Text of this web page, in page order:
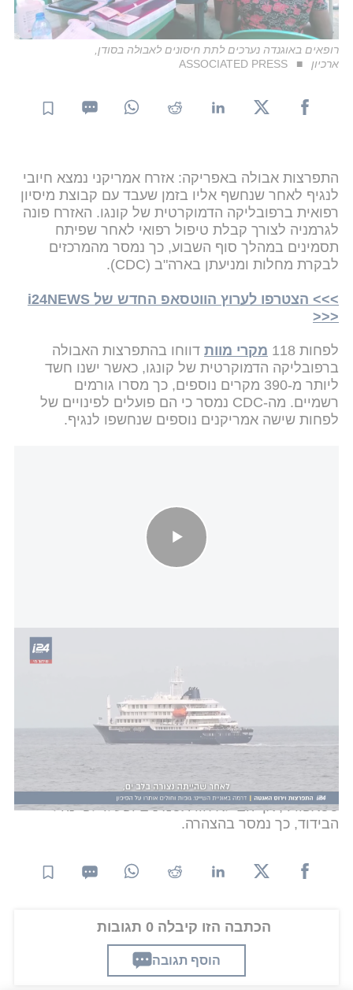
רופאים באוגנדה נערכים לתת חיסונים לאבולה בסודן,
ארכיון
ASSOCIATED PRESS
התפרצות אבולה באפריקה: אזרח אמריקני נמצא חיובי
לנגיף לאחר שנחשף אליו בזמן שעבד עם קבוצת מיסיון
רפואית ברפובליקה הדמוקרטית של קונגו. האזרח פונה
לגרמניה לצורך קבלת טיפול רפואי לאחר שפיתח
תסמינים במהלך סוף השבוע, כך נמסר מהמרכזים
לבקרת מחלות ומניעתן בארה"ב (CDC).
>>> הצטרפו לערוץ הווטסאפ החדש של i24NEWS
<<<
לפחות 118 מקרי מוות דווחו בהתפרצות האבולה
ברפובליקה הדמוקרטית של קונגו, כאשר ישנו חשד
ליותר מ-390 מקרים נוספים, כך מסרו גורמים
רשמיים. מה-CDC נמסר כי הם פועלים לפינויים של
לפחות שישה אמריקנים נוספים שנחשפו לנגיף.
התפרצות נגיף האנטה: גופות וחולים אותרו על סיפון אוניית השייט
שנפגע מהנגיף, אך
קבוצת המיסיונרים הרפואית אישרה שאחד מרופאיה,
פיטר סטאפורד, הוא שנמצא חיובי. הוא נחשף בעת
טיפול בחולים בבית החולים Nyankunde בבוניה, שם
שני רופאים נוספים מהקבוצה נחשפו לאבולה בזמן
טיפול בחולים, כולל אשתו של סטאפורד, ד"ר רבקה
סטאפורד, אך הם לא חוו תסמינים ופעלו לפי נהלי
הבידוד, כך נמסר בהצהרה.
הכתבה הזו קיבלה 0 תגובות
הוסף תגובה